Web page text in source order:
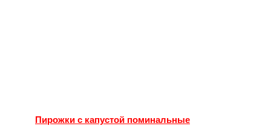
Пирожки с капустой поминальные